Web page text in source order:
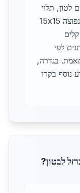
ל-4500 שקלים לטון, תלוי
בגודל עין הרשת וקוטר החוט. רשת נפוצה 15x15
מ"מ עולה 4350 שקלים
לפי
בגדרה,
נוסף בקרו
לבטון?